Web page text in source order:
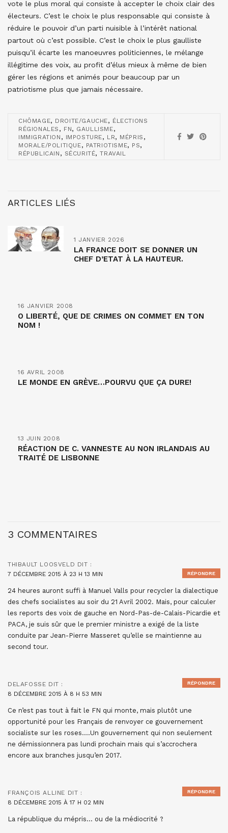
vote le plus moral qui consiste à accepter le choix clair des
électeurs. C’est le choix le plus responsable qui consiste à
réduire le pouvoir d’un parti nuisible à l’intérêt national
partout où c’est possible. C’est le choix le plus gaulliste
puisqu’il écarte les manoeuvres politiciennes, le mélange
illégitime des voix, au profit d’élus mieux à même de bien
gérer les régions et animés pour beaucoup par un
patriotisme plus que jamais nécessaire.
CHÔMAGE, DROITE/GAUCHE, ÉLECTIONS
RÉGIONALES , FN, GAULLISME,
IMMIGRATION , IMPOSTURE, LR, MÉPRIS ,
MORALE/POLITIQUE, PATRIOTISME, PS,
RÉPUBLICAIN , SÉCURITÉ,TRAVAIL
ARTICLES LIÉS
1 JANVIER 2026
LA FRANCE DOIT SE DONNER UN
CHEF D’ETAT À LA HAUTEUR.
16 JANVIER 2008
O LIBERTÉ, QUE DE CRIMES ON COMMET EN TON
NOM !
16 AVRIL 2008
LE MONDE EN GRÈVE…POURVU QUE ÇA DURE!
13 JUIN 2008
RÉACTION DE C. VANNESTE AU NON IRLANDAIS AU
TRAITÉ DE LISBONNE
3 COMMENTAIRES
THIBAULT LOOSVELD DIT :
7 DÉCEMBRE 2015 À 23 H 13 MIN
24 heures auront suffi à Manuel Valls pour recycler la dialectique
des chefs socialistes au soir du 21 Avril 2002. Mais, pour calculer
les reports des voix de gauche en Nord-Pas-de-Calais-Picardie et
PACA, je suis sûr que le premier ministre a exigé de la liste
conduite par Jean-Pierre Masseret qu’elle se maintienne au
second tour.
RÉPONDRE
DELAFOSSE DIT :
8 DÉCEMBRE 2015 À 8 H 53 MIN
Ce n’est pas tout à fait le FN qui monte, mais plutôt une
opportunité pour les Français de renvoyer ce gouvernement
socialiste sur les roses….Un gouvernement qui non seulement
ne démissionnera pas lundi prochain mais qui s’accrochera
encore aux branches jusqu’en 2017.
RÉPONDRE
FRANÇOIS ALLINE DIT :
8 DÉCEMBRE 2015 À 17 H 02 MIN
La république du mépris… ou de la médiocrité ?
RÉPONDRE